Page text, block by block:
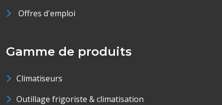
Offres d'emploi
Gamme de produits
Climatiseurs
Outillage frigoriste & climatisation